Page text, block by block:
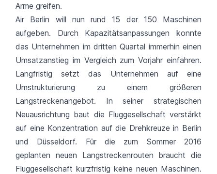
Arme greifen.
Air Berlin will nun rund 15 der 150 Maschinen
aufgeben. Durch Kapazitätsanpassungen konnte
das Unternehmen im dritten Quartal immerhin einen
Umsatzanstieg im Vergleich zum Vorjahr einfahren.
Langfristig setzt das Unternehmen auf eine
Umstrukturierung zu einem größeren
Langstreckenangebot. In seiner strategischen
Neuausrichtung baut die Fluggesellschaft verstärkt
auf eine Konzentration auf die Drehkreuze in Berlin
und Düsseldorf. Für die zum Sommer 2016
geplanten neuen Langstreckenrouten braucht die
Fluggesellschaft kurzfristig keine neuen Maschinen.